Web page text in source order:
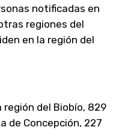
notificadas en
regiones del
en la región del
región del Biobío, 829
de Concepción, 227